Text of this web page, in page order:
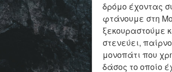
δρόμο έχοντας
φτάνουμε στη
ξεκουραστούμε
στενεύει,
μονοπάτι που
δάσος το οποίο